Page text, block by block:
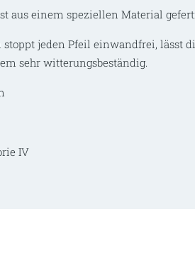
aus einem speziellen Material
stoppt jeden Pfeil einwandfrei, lässt
sehr witterungsbeständig.
IV